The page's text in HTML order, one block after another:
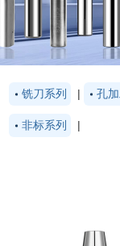
铣刀系列 | 孔
非标系列 |